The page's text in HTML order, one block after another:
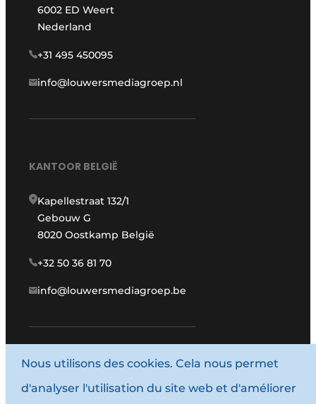
6002 ED Weert
Nederland
+31 495 450095
info@louwersmediagroep.nl
KANTOOR BELGIË
Kapellestraat 132/1
Gebouw G
8020 Oostkamp België
+32 50 36 81 70
info@louwersmediagroep.be
www.louwersmediagroep.com
© 1987 - 2026 Louwersmediagroep.
Nous utilisons des cookies. Cela nous permet
d'analyser l'utilisation du site web et d'améliorer